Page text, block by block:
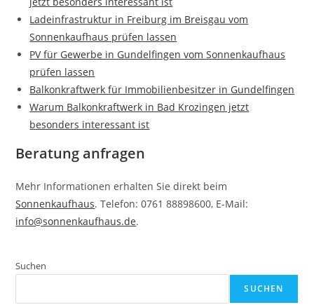
Ladeinfrastruktur in Freiburg im Breisgau vom
Sonnenkaufhaus prüfen lassen
PV für Gewerbe in Gundelfingen vom Sonnenkaufhaus
prüfen lassen
Balkonkraftwerk für Immobilienbesitzer in Gundelfingen
Warum Balkonkraftwerk in Bad Krozingen jetzt
besonders interessant ist
Beratung anfragen
Mehr Informationen erhalten Sie direkt beim
Sonnenkaufhaus. Telefon: 0761 88898600, E-Mail:
info@sonnenkaufhaus.de.
Suchen
SUCHEN